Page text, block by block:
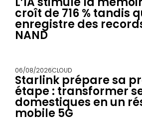
croît de 716 % tandis
enregistre des
NAND
06/08/2026CLOUD
Starlink prépare sa
étape : transformer
domestiques en un
mobile 5G